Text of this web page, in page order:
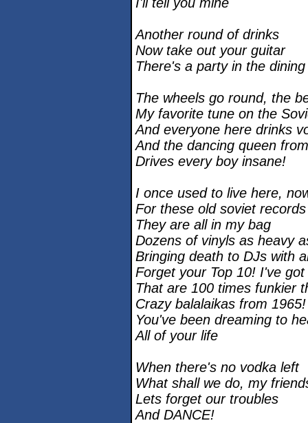
Another round of drinks
Now take out your guitar
There's a party in the
The wheels go round, the
My favorite tune on the
And everyone here drinks
And the dancing queen
Drives every boy insane!
I once used to live here,
For these old soviet records
They are all in my bag
Dozens of vinyls as heavy
Bringing death to DJs with
Forget your Top 10! I've
That are 100 times funkier
Crazy balalaikas from 1965!
You've been dreaming to
All of your life
When there's no vodka left
What shall we do, my
Lets forget our troubles
And DANCE!